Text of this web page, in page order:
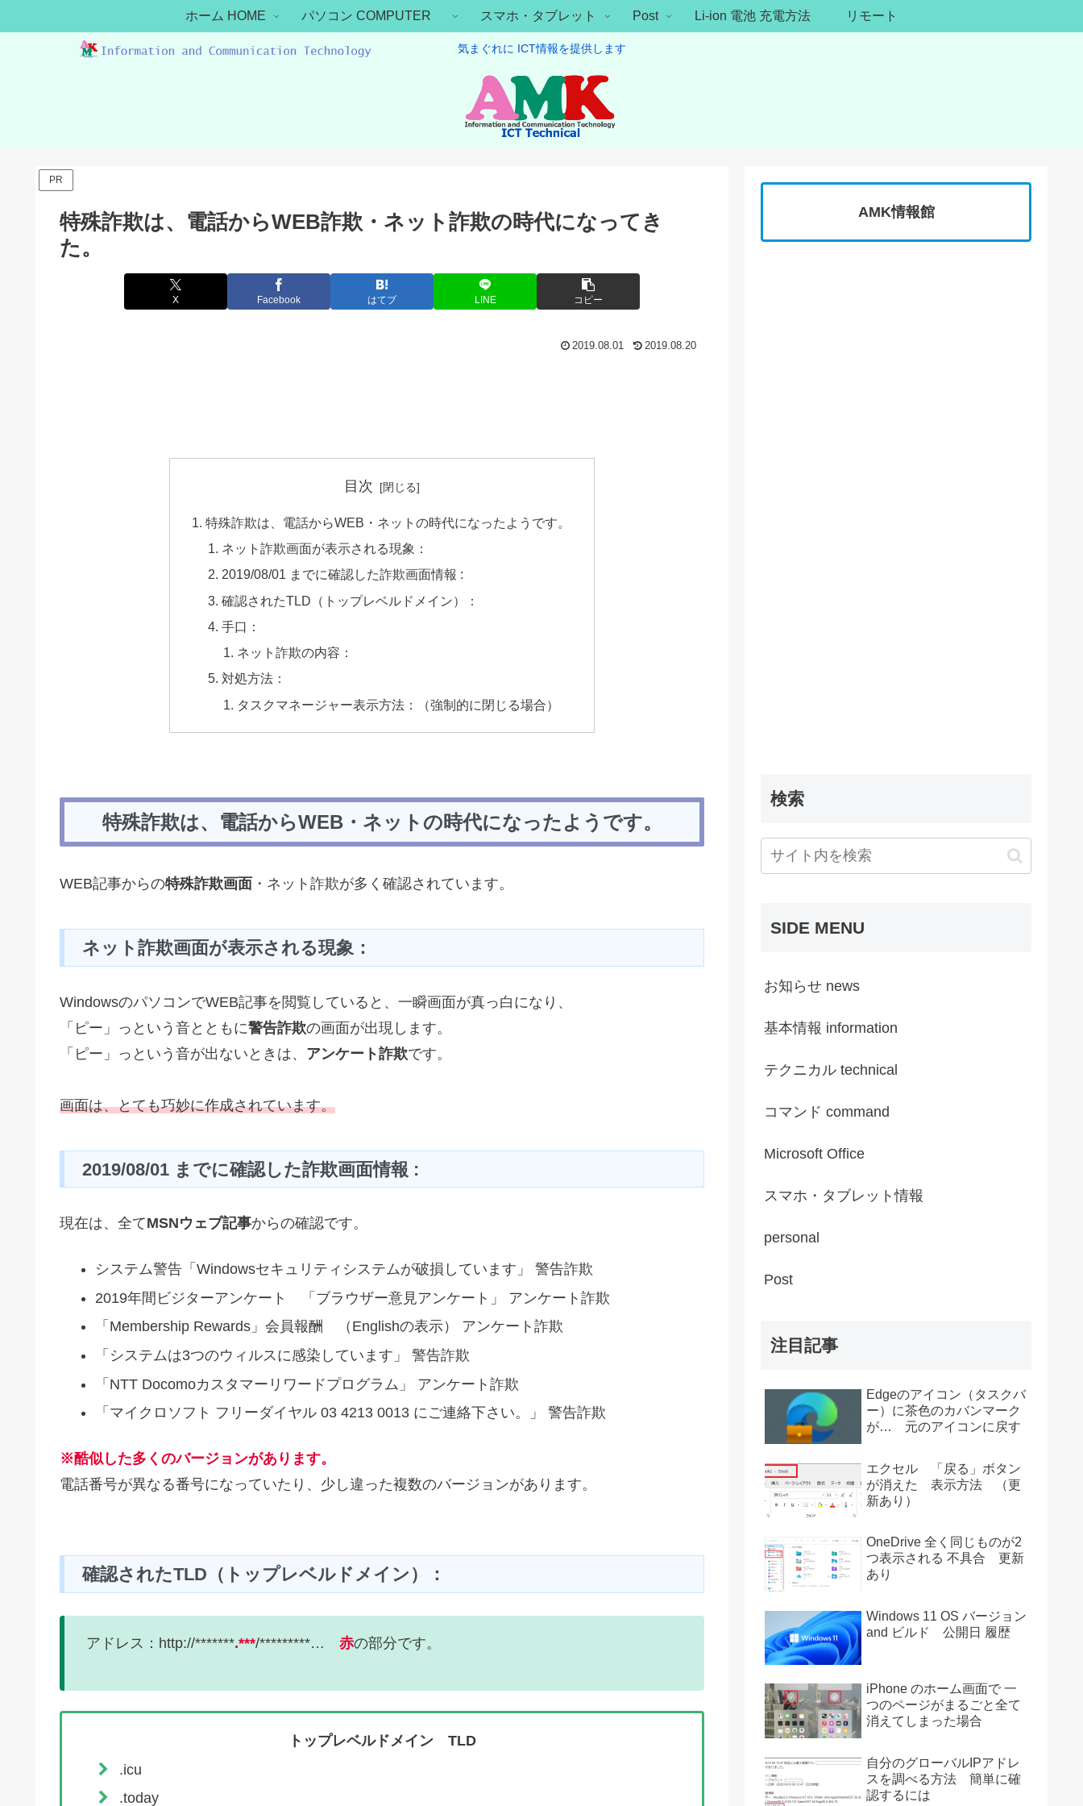
気まぐれに ICT情報を提供します
ホーム HOME パソコン COMPUTER スマホ・タブレット Post Li-ion 電池 充電方法 リモート
PR
特殊詐欺は、電話からWEB詐欺・ネット詐欺の時代になってき
た。
X Facebook はてブ LINE コピー
2019.08.01 2019.08.20
目次
特殊詐欺は、電話からWEB・ネットの時代になったようです。
ネット詐欺画面が表示される現象：
2019/08/01 までに確認した詐欺画面情報 :
確認されたTLD（トップレベルドメイン）：
手口：
ネット詐欺の内容：
対処方法：
タスクマネージャー表示方法：（強制的に閉じる場合）
特殊詐欺は、電話からWEB・ネットの時代になったようです。
WEB記事からの特殊詐欺画面 ・ネット詐欺が多く確認されています。
ネット詐欺画面が表示される現象：
WindowsのパソコンでWEB記事を閲覧していると、一瞬画面が真っ白になり、
「ピー」っという音とともに警告詐欺の画面が出現します。
「ピー」っという音が出ないときは、 アンケート詐欺です。
画面は、とても巧妙に作成されています。
2019/08/01 までに確認した詐欺画面情報 :
現在は、全てMSNウェブ記事からの確認です。
システム警告「Windowsセキュリティシステムが破損しています」 警告詐欺
2019年間ビジターアンケート 「ブラウザー意見アンケート」 アンケート詐欺
「Membership Rewards」会員報酬 （Englishの表示） アンケート詐欺
「システムは3つのウィルスに感染しています」 警告詐欺
「NTT Docomoカスタマーリワードプログラム」 アンケート詐欺
「マイクロソフト フリーダイヤル 03 4213 0013 にご連絡下さい。」 警告詐欺
※酷似した多くのバージョンがあります。
電話番号が異なる番号になっていたり、少し違った複数のバージョンがあります。
確認されたTLD（トップレベルドメイン）：
アドレス：http://*******.***/*********… 赤の部分です。
トップレベルドメイン TLD
.icu
.today
AMK情報館
検索
SIDE MENU
お知らせ news
基本情報 information
テクニカル technical
コマンド command
Microsoft Office
スマホ・タブレット情報
personal
Post
注目記事
Edgeのアイコン（タスクバ
ー）に茶色のカバンマーク
が… 元のアイコンに戻す
エクセル 「戻る」ボタン
が消えた 表示方法 （更
新あり）
OneDrive 全く同じものが2
つ表示される 不具合 更新
あり
Windows 11 OS バージョン
and ビルド 公開日 履歴
iPhone のホーム画面で 一
つのページがまるごと全て
消えてしまった場合
自分のグローバルIPアドレ
スを調べる方法 簡単に確
認するには